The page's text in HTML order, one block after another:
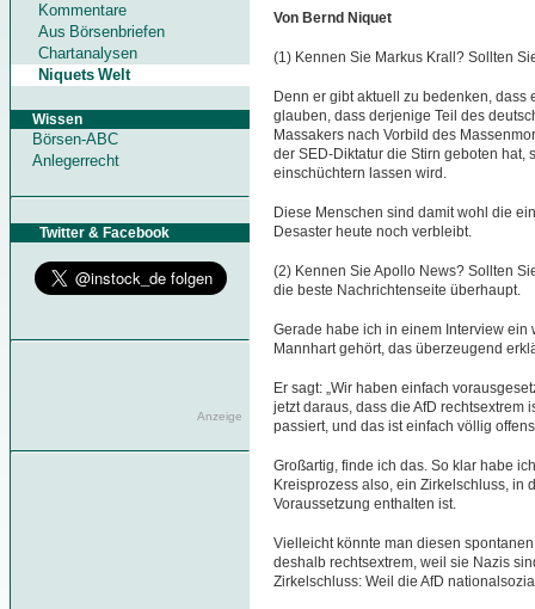
Kommentare
Aus Börsenbriefen
Chartanalysen
Niquets Welt
Wissen
Börsen-ABC
Anlegerrecht
Twitter & Facebook
Anzeige
Von Bernd Niquet
(1) Kennen Sie Markus Krall? Sollten
Denn er gibt aktuell zu bedenken,
glauben, dass derjenige Teil des
Massakers nach Vorbild des
der SED-Diktatur die Stirn geboten hat,
einschüchtern lassen wird.
Diese Menschen sind damit wohl die
Desaster heute noch verbleibt.
(2) Kennen Sie Apollo News? Sollten
die beste Nachrichtenseite überhaupt.
Gerade habe ich in einem Interview
Mannhart gehört, das überzeugend
Er sagt: „Wir haben einfach
jetzt daraus, dass die AfD rechtsextrem
passiert, und das ist einfach völlig
Großartig, finde ich das. So klar habe
Kreisprozess also, ein Zirkelschluss, in
Voraussetzung enthalten ist.
Vielleicht könnte man diesen
deshalb rechtsextrem, weil sie Nazis
Zirkelschluss: Weil die AfD